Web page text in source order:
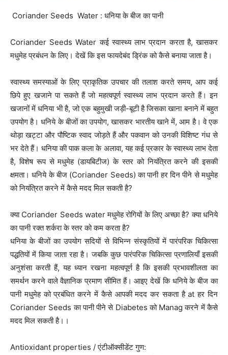
Coriander Seeds Water : धनिया के बीज का पानी
Coriander Seeds Water कई स्वास्थ्य लाभ प्रदान करता है, खासकर
मधुमेह प्रबंधन के लिए। देखें कि इस फायदेबंद ड्रिंक को कैसे बनाया जाता है।
स्वास्थ्य समस्याओं के लिए प्राकृतिक उपचार की तलाश करते समय, आप कई
छिपे हुए खजाने पा सकते हैं जो महत्वपूर्ण स्वास्थ्य लाभ प्रदान करते हैं। इन
खजानों में धनिया भी है, जो एक बहुमुखी जड़ी-बूटी है जिसका खाना बनाने में बहुत
उपयोग है। धनिये के बीजों का उपयोग, खासकर भारतीय खाने में, आम है। वे एक
थोड़ा खट्टा और पौष्टिक स्वाद जोड़ते हैं और पकवान को उनकी विशिष्ट गंध से
भर देते हैं। धनिया की पाक कला के अलावा, यह कई प्रकार के स्वास्थ्य लाभ देता
है, विशेष रूप से मधुमेह (डायबिटीज) के स्तर को नियंत्रित करने की इसकी
क्षमता। धनिये के बीज (Coriander Seeds) का पानी हर दिन पीने से मधुमेह
को नियंत्रित करने में कैसे मदद मिल सकती है?
क्या Coriander Seeds water मधुमेह रोगियों के लिए अच्छा है? क्या धनिये
का पानी रक्त शर्करा के स्तर को कम करता है?
धनिया के बीजों का उपयोग सदियों से विभिन्न संस्कृतियों में पारंपरिक चिकित्सा
पद्धतियों में किया जाता रहा है। जबकि कुछ पारंपरिक चिकित्सा प्रणालियाँ इसकी
अनुशंसा करती हैं, यह ध्यान रखना महत्वपूर्ण है कि इसकी प्रभावशीलता का
समर्थन करने वाले वैज्ञानिक प्रमाण सीमित हैं। आइए देखें कि धनिये के बीज का
पानी मधुमेह को प्रबंधित करने में कैसे आपकी मदद कर सकता है at हर दिन
Coriander Seeds का पानी पीने से Diabetes को Manag करने में कैसे
मदद मिल सकती है।।
Antioxidant properties / एंटीऑक्सीडेंट गुण: